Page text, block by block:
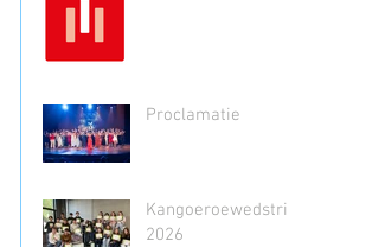
Proclamatie
Kangoeroewedstrijd
2026